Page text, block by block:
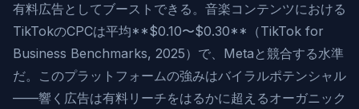
有料広告としてブーストできる。音楽コンテンツにおける
TikTokのCPCは平均**$0.10〜$0.30**（TikTok for
Business Benchmarks, 2025）で、Metaと競合する水準
だ。このプラットフォームの強みはバイラルポテンシャル
——響く広告は有料リーチをはるかに超えるオーガニック